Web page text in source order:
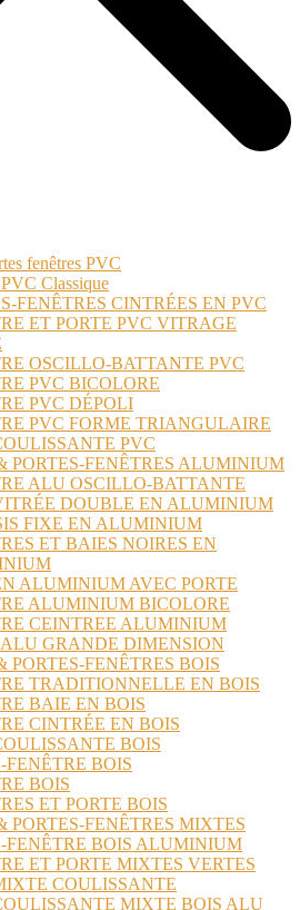
fenêtres PVC
Classique
FENÊTRES CINTRÉES EN PVC
ET PORTE PVC VITRAGE
OSCILLO-BATTANTE PVC
PVC BICOLORE
PVC DÉPOLI
PVC FORME TRIANGULAIRE
PVC
PORTES-FENÊTRES ALUMINIUM
ALU OSCILLO-BATTANTE
DOUBLE EN ALUMINIUM
FIXE EN ALUMINIUM
ET BAIES NOIRES EN
ALUMINIUM AVEC PORTE
ALUMINIUM BICOLORE
CEINTREE ALUMINIUM
GRANDE DIMENSION
PORTES-FENÊTRES BOIS
TRADITIONNELLE EN BOIS
BAIE EN BOIS
CINTRÉE EN BOIS
BOIS
FENÊTRE BOIS
BOIS
ET PORTE BOIS
PORTES-FENÊTRES MIXTES
FENÊTRE BOIS ALUMINIUM
ET PORTE MIXTES VERTES
COULISSANTE
MIXTE BOIS ALU